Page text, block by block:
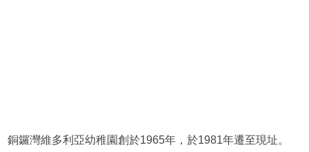
銅鑼灣維多利亞幼稚園創於1965年，於1981年遷至現址。